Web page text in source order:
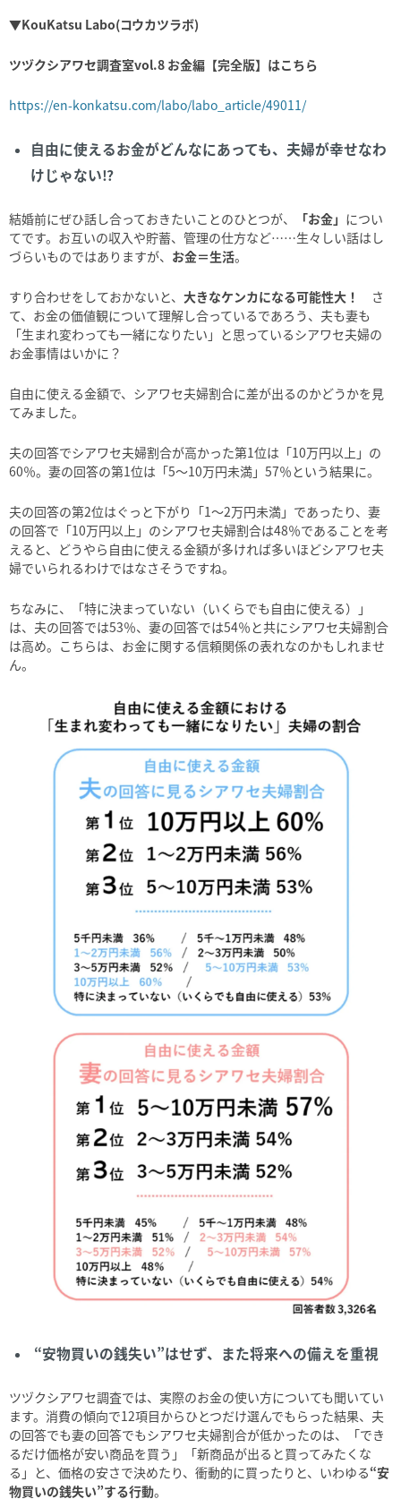
▼KouKatsu Labo(コウカツラボ)
ツヅクシアワセ調査室vol.8 お金編【完全版】はこちら
https://en-konkatsu.com/labo/labo_article/49011/
自由に使えるお金がどんなにあっても、夫婦が幸せなわ
けじゃない⁉
結婚前にぜひ話し合っておきたいことのひとつが、 「お金」 につい
てです。お互いの収入や貯蓄、管理の仕方など……生々しい話はし
づらいものではありますが、 お金＝生活。
すり合わせをしておかないと、 大きなケンカになる可能性大！
さ
て、お金の価値観について理解し合っているであろう、夫も妻も
「生まれ変わっても一緒になりたい」と思っているシアワセ夫婦の
お金事情はいかに？
自由に使える金額で、シアワセ夫婦割合に差が出るのかどうかを見
てみました。
夫の回答でシアワセ夫婦割合が高かった第1位は「10万円以上」の
60％。妻の回答の第1位は「5〜10万円未満」 57％という結果に。
夫の回答の第2位はぐっと下がり「1〜2万円未満」であったり、妻
の回答で「10万円以上」のシアワセ夫婦割合は48％であることを考
えると、どうやら自由に使える金額が多ければ多いほどシアワセ夫
婦でいられるわけではなさそうですね。
ちなみに、「特に決まっていない（いくらでも自由に使える）」
は、夫の回答では53％、妻の回答では54％と共にシアワセ夫婦割合
は高め。こちらは、お金に関する信頼関係の表れなのかもしれませ
ん。
“安物買いの銭失い”はせず、また将来への備えを重視
ツヅクシアワセ調査では、実際のお金の使い方についても聞いてい
ます。消費の傾向で12項目からひとつだけ選んでもらった結果、夫
の回答でも妻の回答でもシアワセ夫婦割合が低かったのは、「でき
るだけ価格が安い商品を買う」「新商品が出ると買ってみたくな
る」と、価格の安さで決めたり、衝動的に買ったりと、いわゆる“安
物買いの銭失い”する行動。